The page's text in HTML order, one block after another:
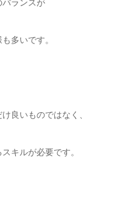
ランスが
多いです。
良いものではなく、
キルが必要です。